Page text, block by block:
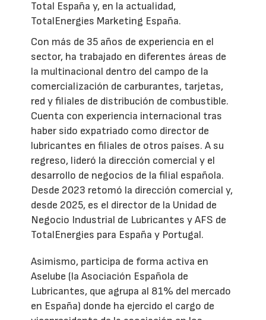
Total España y, en la actualidad,
TotalEnergies Marketing España.
Con más de 35 años de experiencia en el
sector, ha trabajado en diferentes áreas de
la multinacional dentro del campo de la
comercialización de carburantes, tarjetas,
red y filiales de distribución de combustible.
Cuenta con experiencia internacional tras
haber sido expatriado como director de
lubricantes en filiales de otros países. A su
regreso, lideró la dirección comercial y el
desarrollo de negocios de la filial española.
Desde 2023 retomó la dirección comercial y,
desde 2025, es el director de la Unidad de
Negocio Industrial de Lubricantes y AFS de
TotalEnergies para España y Portugal.
Asimismo, participa de forma activa en
Aselube (la Asociación Española de
Lubricantes, que agrupa al 81% del mercado
en España) donde ha ejercido el cargo de